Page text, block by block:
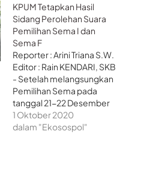
KPUM Tetapkan Hasil
Sidang Perolehan Suara
Pemilihan Sema I dan
Sema F
Reporter : Arini Triana S.W.
Editor : Rain KENDARI, SKB
- Setelah melangsungkan
Pemilihan Sema pada
tanggal 21-22 Desember
2020, Komisi Pemilihan
Umum Mahasiswa (KPUM)
1 Oktober 2020
dalam "Ekosospol"